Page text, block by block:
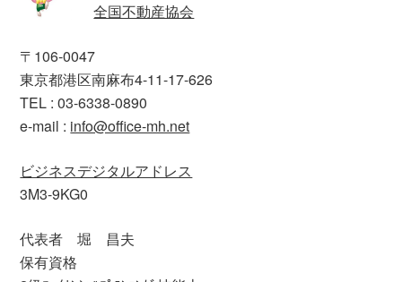
全国不動産協会
〒106-0047
東京都港区南麻布4-11-17-626
TEL : 03-6338-0890
e-mail : info@office-mh.net
ビジネスデジタルアドレス
3M3-9KG0
代表者 堀 昌夫
保有資格